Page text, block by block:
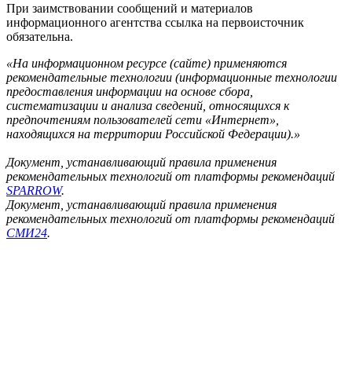
При заимствовании сообщений и материалов
информационного агентства ссылка на первоисточник
обязательна.
«На информационном ресурсе (сайте) применяются
рекомендательные технологии (информационные технологии
предоставления информации на основе сбора,
систематизации и анализа сведений, относящихся к
предпочтениям пользователей сети «Интернет»,
находящихся на территории Российской Федерации).»
Документ, устанавливающий правила применения
рекомендательных технологий от платформы рекомендаций
SPARROW.
Документ, устанавливающий правила применения
рекомендательных технологий от платформы рекомендаций
СМИ24.